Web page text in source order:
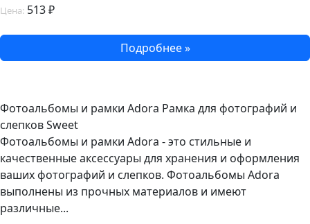
Цена: 513 ₽
Подробнее »
Фотоальбомы и рамки Adora Рамка для фотографий и
слепков Sweet
Фотоальбомы и рамки Adora - это стильные и
качественные аксессуары для хранения и оформления
ваших фотографий и слепков. Фотоальбомы Adora
выполнены из прочных материалов и имеют
различные...